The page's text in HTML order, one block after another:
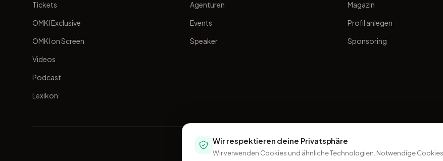
Tickets
OMKI Exclusive
OMKI on Screen
Videos
Podcast
Lexikon
Agenturen
Events
Speaker
Magazin
Profil anlegen
Sponsoring
Wir respektieren deine Privatsphäre
Wir verwenden Cookies und ähnliche Technologien. Notwendige